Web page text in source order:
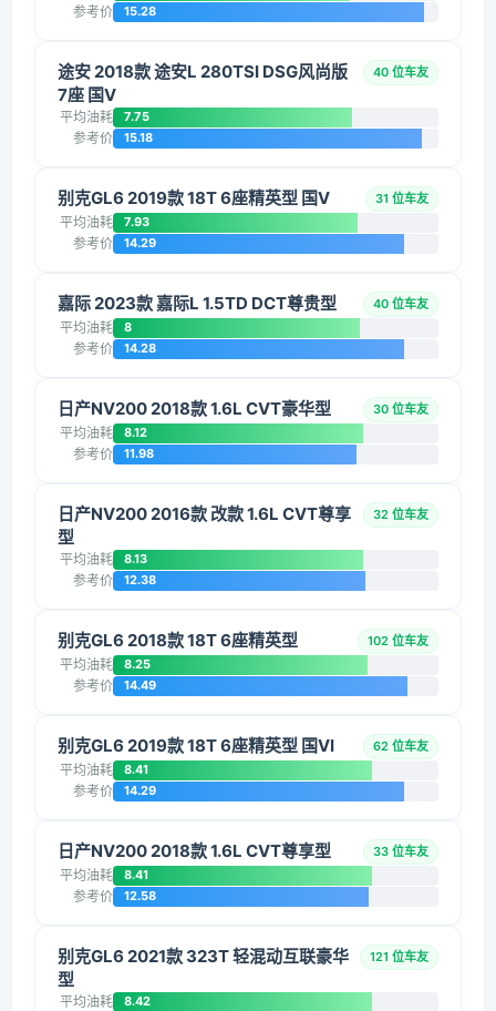
参考价 15.28
途安 2018款 途安L 280TSI DSG风尚版
7座 国V
40 位车友
平均油耗 7.75
参考价 15.18
别克GL6 2019款 18T 6座精英型 国V 31 位车友
平均油耗 7.93
参考价 14.29
嘉际 2023款 嘉际L 1.5TD DCT尊贵型 40 位车友
平均油耗 8
参考价 14.28
日产NV200 2018款 1.6L CVT豪华型 30 位车友
平均油耗 8.12
参考价 11.98
日产NV200 2016款 改款 1.6L CVT尊享
型
32 位车友
平均油耗 8.13
参考价 12.38
别克GL6 2018款 18T 6座精英型 102 位车友
平均油耗 8.25
参考价 14.49
别克GL6 2019款 18T 6座精英型 国VI 62 位车友
平均油耗 8.41
参考价 14.29
日产NV200 2018款 1.6L CVT尊享型 33 位车友
平均油耗 8.41
参考价 12.58
别克GL6 2021款 323T 轻混动互联豪华
型
121 位车友
平均油耗 8.42